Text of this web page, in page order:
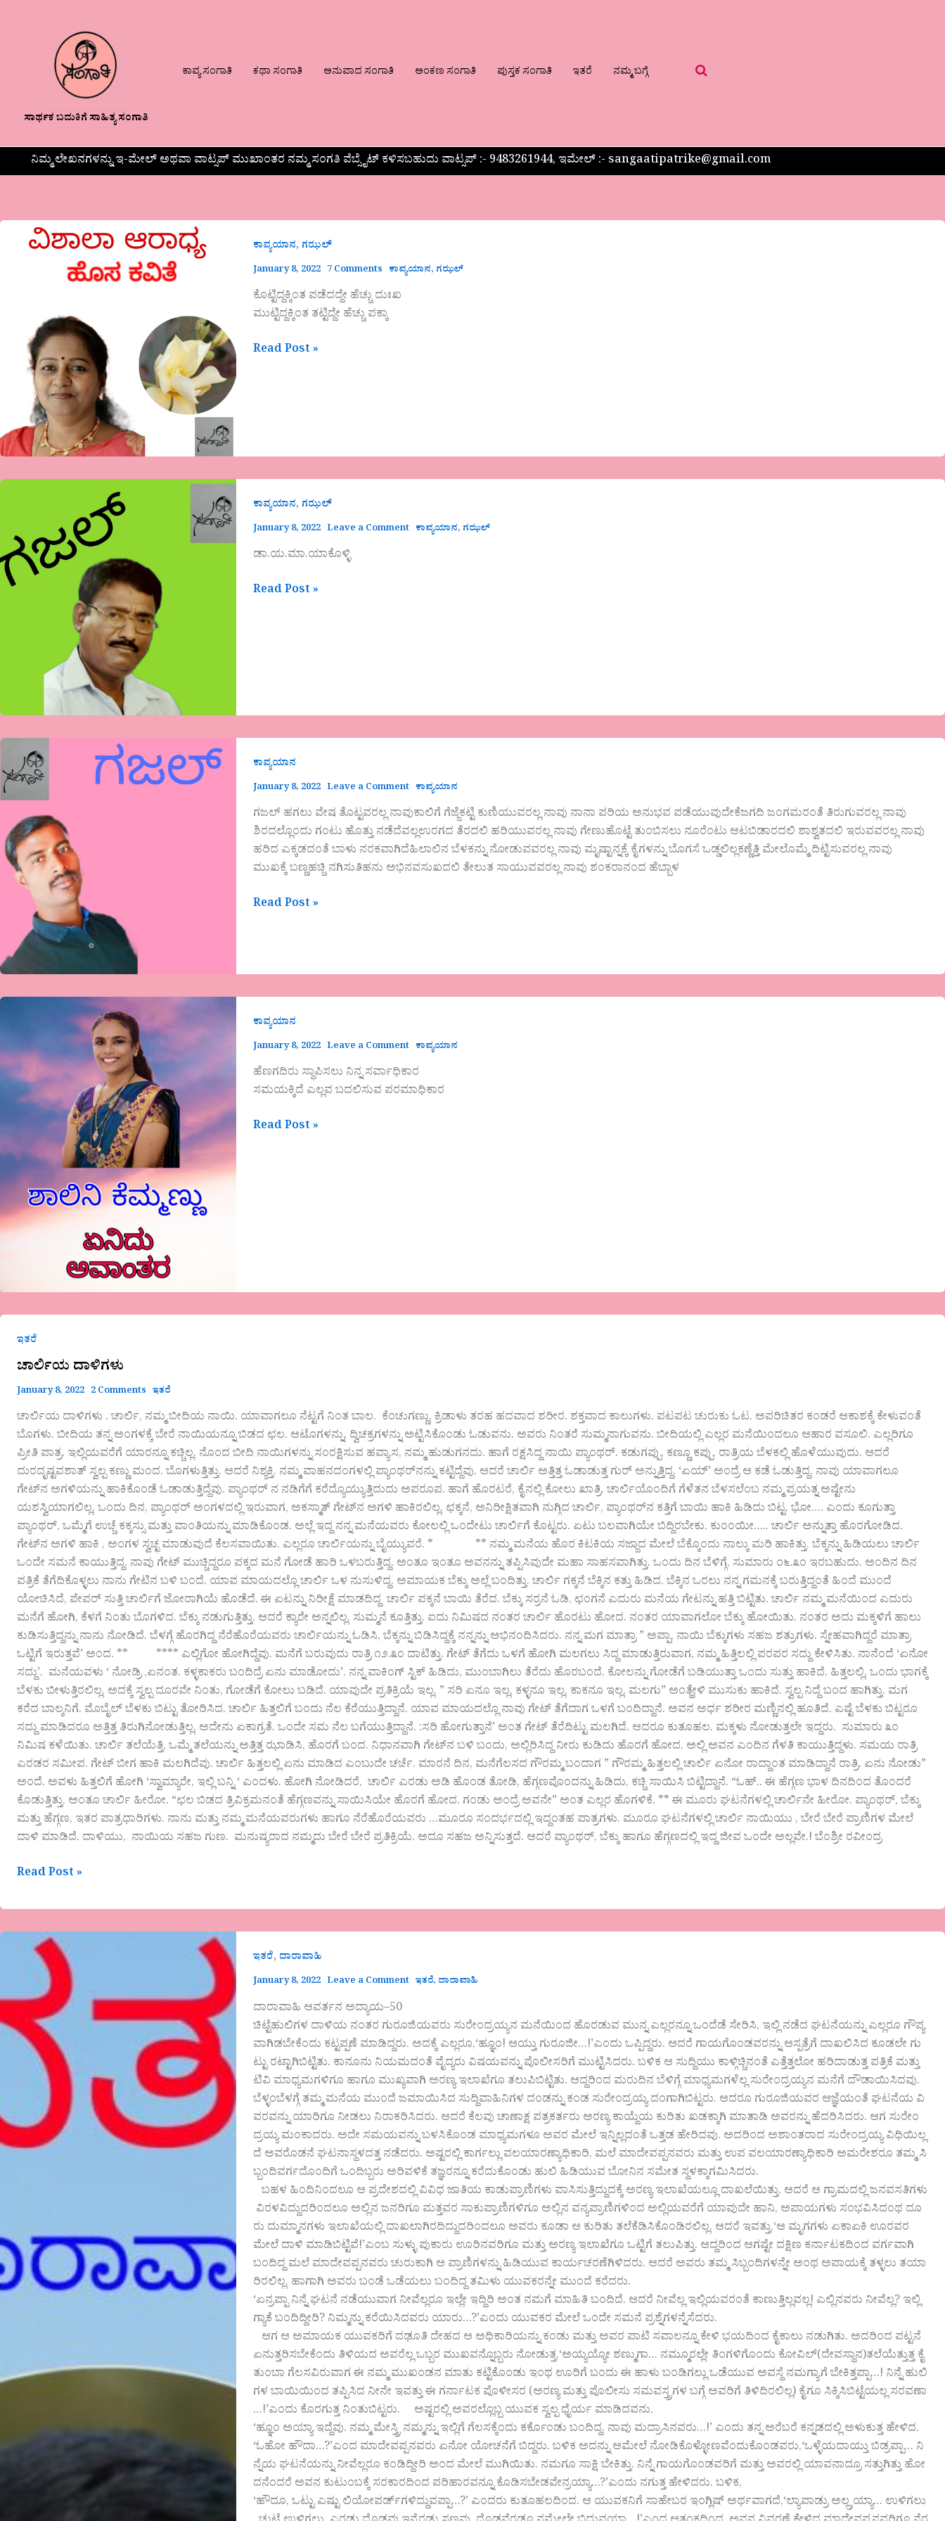
ಸಾರ್ಥಕ ಬದುಕಿಗೆ ಸಾಹಿತ್ಯ ಸಂಗಾತಿ
ಕಾವ್ಯ ಸಂಗಾತಿ ಕಥಾ ಸಂಗಾತಿ ಅನುವಾದ ಸಂಗಾತಿ ಅಂಕಣ ಸಂಗಾತಿ ಪುಸ್ತಕ ಸಂಗಾತಿ ಇತರೆ ನಮ್ಮ ಬಗ್ಗೆ
ನಿಮ್ಮ ಲೇಖನಗಳನ್ನು ಇ-ಮೇಲ್ ಅಥವಾ ವಾಟ್ಸಪ್ ಮುಖಾಂತರ ನಮ್ಮ ಸಂಗತಿ ವೆಬ್ಸೈಟ್ ಕಳಿಸಬಹುದು ವಾಟ್ಸಪ್‌ :- 9483261944, ಇಮೇಲ್ :- sangaatipatrike@gmail.com
ಕಾವ್ಯಯಾನ, ಗಝಲ್
January 8, 2022 7 Comments ಕಾವ್ಯಯಾನ, ಗಝಲ್
ಕೊಟ್ಟಿದ್ದಕ್ಕಿಂತ ಪಡೆದದ್ದೇ ಹೆಚ್ಚು ದುಃಖ
ಮುಟ್ಟಿದ್ದಕ್ಕಿಂತ ತಟ್ಟಿದ್ದೇ ಹೆಚ್ಚು ಪಕ್ಕಾ
Read Post »
ಕಾವ್ಯಯಾನ, ಗಝಲ್
January 8, 2022 Leave a Comment ಕಾವ್ಯಯಾನ, ಗಝಲ್
ಡಾ.ಯ.ಮಾ.ಯಾಕೊಳ್ಳಿ
Read Post »
ಕಾವ್ಯಯಾನ
January 8, 2022 Leave a Comment ಕಾವ್ಯಯಾನ
ಗಜಲ್ ಹಗಲು ವೇಷ ತೊಟ್ಟವರಲ್ಲ ನಾವುಕಾಲಿಗೆ ಗೆಜ್ಜೆಕಟ್ಟಿ ಕುಣಿಯುವರಲ್ಲ ನಾವು ನಾನಾ ಪರಿಯ ಅನುಭವ ಪಡೆಯುವುದೇಕೆಜಗದಿ ಜಂಗಮರಂತೆ ತಿರುಗುವರಲ್ಲ ನಾವು
ಶಿರದಲ್ಲೊಂದು ಗಂಟು ಹೊತ್ತು ನಡೆದೆವಲ್ಲಉರಗದ ತೆರದಲಿ ಹರಿಯುವರಲ್ಲ ನಾವು ಗೇಣುಹೊಟ್ಟೆ ತುಂಬಿಸಲು ನೂರೆಂಟು ಆಟಬಿಡಾರದಲಿ ಶಾಶ್ವತದಲಿ ಇರುವವರಲ್ಲ ನಾವು
ಹರಿದ ಎಕ್ಕಡದಂತೆ ಬಾಳು ನರಕವಾಗಿದೆಹಿಲಾಲಿನ ಬೆಳಕನ್ನು ನೋಡುವವರಲ್ಲ ನಾವು ಮೃಷ್ಟಾನ್ನಕ್ಕೆ ಕೈಗಳನ್ನು ಬೊಗಸೆ ಒಡ್ಡಲಿಲ್ಲಕಣ್ಣೆತ್ತಿ ಮೇಲೊಮ್ಮೆ ದಿಟ್ಟಿಸುವರಲ್ಲ ನಾವು
ಮುಖಕ್ಕೆ ಬಣ್ಣಹಚ್ಚಿ ನಗಿಸುತಿಹನು ಅಭಿನವಸುಖದಲಿ ತೇಲುತ ಸಾಯುವವರಲ್ಲ ನಾವು ಶಂಕರಾನಂದ ಹೆಬ್ಬಾಳ
Read Post »
ಕಾವ್ಯಯಾನ
January 8, 2022 Leave a Comment ಕಾವ್ಯಯಾನ
ಹೆಣಗದಿರು ಸ್ಥಾಪಿಸಲು ನಿನ್ನ ಸರ್ವಾಧಿಕಾರ
ಸಮಯಕ್ಕಿದೆ ಎಲ್ಲವ ಬದಲಿಸುವ ಪರಮಾಧಿಕಾರ
Read Post »
ಇತರೆ
ಚಾರ್ಲಿಯ ದಾಳಿಗಳು
January 8, 2022 2 Comments ಇತರೆ
ಚಾರ್ಲಿಯ ದಾಳಿಗಳು . ಚಾರ್ಲಿ, ನಮ್ಮ ಬೀದಿಯ ನಾಯಿ. ಯಾವಾಗಲೂ ನೆಟ್ಟಗೆ ನಿಂತ ಬಾಲ. ಕೆಂಚುಗಣ್ಣು. ಕ್ರಿಡಾಳು ತರಹ ಹದವಾದ ಶರೀರ. ಶಕ್ತವಾದ ಕಾಲುಗಳು. ಪಟಪಟ ಚುರುಕು ಓಟ. ಅಪರಿಚಿತರ ಕಂಡರೆ ಆಕಾಶಕ್ಕೆ ‌ಕೇಳುವಂತೆ
ಬೊಗಳು. ಬೀದಿಯ ತನ್ನ ಅಂಗಳಕ್ಕೆ ಬೇರೆ ನಾಯಿಯನ್ನೂ ಬಿಡದ ಛಲ. ಆಟೊಗಳನ್ನು, ದ್ವಿಚಕ್ರಗಳನ್ನು ಅಟ್ಟಿಸಿಕೊಂಡು ಓಡುವನು. ಅವರು ನಿಂತರೆ ಸುಮ್ಮನಾಗುವನು. ಬೀದಿಯಲ್ಲಿ ಎಲ್ಲರ ಮನೆಯಿಂದಲೂ ಆಹಾರ ವಸೂಲಿ. ಎಲ್ಲರಿಗೂ
ಪ್ರೀತಿ ಪಾತ್ರ. ಇಲ್ಲಿಯವರೆಗೆ ಯಾರನ್ನೂ ಕಚ್ಚಿಲ್ಲ. ನೊಂದ ಬೀದಿ ನಾಯಿಗಳನ್ನು ಸಂರಕ್ಷಿಸುವ ಹವ್ಯಾಸ, ನಮ್ಮ‌ ಹುಡುಗನದು. ಹಾಗೆ‌ ರಕ್ಷಸಿದ್ದ ನಾಯಿ ಪ್ಯಾಂಥರ್. ಕಡುಗಪ್ಪು. ಕಣ್ಣೂ ಕಪ್ಪು. ರಾತ್ರಿಯ‌ ಬೆಳಕಲ್ಲಿ ಹೊಳೆಯುವುದು. ಆದರೆ
ದುರದೃಷ್ಟವಶಾತ್ ಸ್ವಲ್ಪ ಕಣ್ಣು ಮಂದ. ಬೊಗಳುತ್ತಿತ್ತು. ಆದರೆ ನಿಶ್ಯಕ್ತಿ. ನಮ್ಮ ವಾಹನದಂಗಳಲ್ಲಿ ಪ್ಯಾಂಥರ್‌ನನ್ನು ಕಟ್ಟಿದ್ದೆವು. ಆದರೆ ಚಾರ್ಲಿ ಅತ್ತಿತ್ತ ಓಡಾಡುತ್ತ ಗುರ್ ಅನ್ನುತ್ತಿದ್ದ. ‘ಏಯ್’ ಅಂದ್ರೆ ಆ ಕಡೆ ಓಡುತ್ತಿದ್ದ. ನಾವು ಯಾವಾಗಲೂ
ಗೇಟ್‌ನ ಅಗಳಿಯನ್ನು ಹಾಕಿಕೊಂಡೆ ಓಡಾಡುತ್ತಿದ್ದೆವು. ಪ್ಯಾಂಥರ್ ನ ನಡಿಗೆಗೆ ಕರೆದ್ಯೊಯ್ಯುತ್ತಿದುದು ಅಪರೂಪ. ಹಾಗೆ ಹೊರಟರೆ, ಕೈನಲ್ಲಿ ಕೋಲು ಖಾತ್ರಿ. ಚಾರ್ಲಿಯೊಂದಿಗೆ ಗೆಳೆತನ‌ ಬೆಳಸಲೆಂಬ ನಮ್ಮ ಪ್ರಯತ್ನ ಅಷ್ಟೇನು‌
ಯಶಸ್ವಿಯಾಗಲಿಲ್ಲ. ಒಂದು ದಿನ, ಪ್ಯಾಂಥರ್ ಅಂಗಳದಲ್ಲಿ ಇರುವಾಗ, ಅಕಸ್ಮಾತ್ ಗೇಟ್‌ನ ಅಗಳಿ ಹಾಕಿರಲಿಲ್ಲ. ಛಕ್ಕನೆ, ಅನಿರೀಕ್ಷಿತವಾಗಿ ನುಗ್ಗಿದ ಚಾರ್ಲಿ, ಪ್ಯಾಂಥರ್‌ನ ಕತ್ತಿಗೆ ಬಾಯಿ ಹಾಕಿ ಹಿಡಿದು ಬಿಟ್ಟ. ಭೋ…. ಎಂದು ಕೂಗುತ್ತಾ
‌ಪ್ಯಾಂಥರ್, ಒಮ್ಮೆಗೆ ಉಚ್ಚೆ ಕಕ್ಕಸ್ಸು ಮತ್ತು ವಾಂತಿಯನ್ನು ಮಾಡಿಕೊಂಡ. ಅಲ್ಲೆ ಇದ್ದ ನನ್ನ ಮನೆಯವರು ಕೋಲಲ್ಲಿ ಒಂದೇಟು ಚಾರ್ಲಿಗೆ ಕೊಟ್ಟರು. ಏಟು ಬಲವಾಗಿಯೇ ಬಿದ್ದಿರಬೇಕು. ಕುಂಂಯೀ….. ಚಾರ್ಲಿ ಅನ್ನುತ್ತಾ ಹೊರಗೋಡಿದ.
ಗೇಟ್‌ನ ಅಗಳಿ ಹಾಕಿ , ಅಂಗಳ ಸ್ವಚ್ಛ‌ ಮಾಡುವುದೆ ಕೆಲಸವಾಯಿತು. ಎಲ್ಲರೂ ಚಾರ್ಲಿಯನ್ನು ಬೈಯ್ಯುವರೆ. * ** ನಮ್ಮ ಮನೆಯ ಹೊರ ಕಿಟಕಿಯ ಸಜ್ಜಾದ ಮೇಲೆ ಬೆಕ್ಕೊಂದು ನಾಲ್ಕು ಮರಿ ಹಾಕಿತ್ತು. ಬೆಕ್ಕನ್ನು ಹಿಡಿಯಲು ಚಾರ್ಲಿ
ಒಂದೇ ಸಮನೆ ಕಾಯುತ್ತಿದ್ದ. ನಾವು ಗೇಟ್ ಮುಚ್ಚಿದ್ದರೂ ಪಕ್ಕದ ಮನೆ ಗೋಡೆ ಹಾರಿ ಒಳಬರುತ್ತಿದ್ದ. ಅಂತೂ ಇಂತೂ ಅವನನ್ನು ತಪ್ಪಿಸಿವುದೇ ಮಹಾ ಸಾಹಸವಾಗಿತ್ತು. ಒಂದು ದಿನ‌ ಬೆಳಿಗ್ಗೆ, ಸುಮಾರು ೦೬.೩೦ ಇರಬಹುದು. ಅಂದಿನ ದಿನ
ಪತ್ರಿಕೆ ತೆಗೆದಿಕೊಳ್ಳಲು ನಾನು ಗೇಟಿನ ಬಳಿ ಬಂದೆ. ಯಾವ ಮಾಯದಲ್ಲೊ ಚಾರ್ಲಿ ಒಳ ನುಸುಳಿದ್ದ. ಅಮಾಯಕ ಬೆಕ್ಕು ಅಲ್ಲೆ‌ ಬಂದಿತ್ತು. ಚಾರ್ಲಿ ಗಕ್ಕನೆ ಬೆಕ್ಕಿನ ಕತ್ತು ಹಿಡಿದ. ಬೆಕ್ಕಿನ ಒರಲು ನನ್ನ ಗಮನಕ್ಕೆ ಬರುತ್ತಿದ್ದಂತೆ ಹಿಂದೆ ಮುಂದೆ
ಯೋಚಿಸಿದೆ, ಪೇಪರ್ ಸುತ್ತಿ ಚಾರ್ಲಿಗೆ ಜೋರಾಗಿಯೆ ಹೊಡೆದೆ. ಈ ಏಟನ್ನು ನಿರೀಕ್ಷೆ ಮಾಡದಿದ್ದ ಚಾರ್ಲಿ ಪಕ್ಕನೆ ಬಾಯಿ ತೆರೆದ. ಬೆಕ್ಕು ಸರ್ರನೆ ಓಡಿ, ಛಂಗನೆ‌ ಎದುರು ಮನೆಯ ಗೇಟನ್ನು ಹತ್ತಿ ಬಿಟ್ಟಿತು. ಚಾರ್ಲಿ ನಮ್ಮ ಮನೆಯಿಂದ ಎದುರು
ಮನೆಗೆ ಹೋಗಿ, ಕೆಳಗೆ‌ ನಿಂತು ಬೊಗಳಿದ. ಬೆಕ್ಕು ನಡುಗುತ್ತಿತ್ತು. ಆದರೆ ಕ್ಯಾರೇ ಅನ್ನಲಿಲ್ಲ. ಸುಮ್ಮನೆ ಕೂತ್ತಿತ್ತು. ಐದು ನಿಮಿಷದ‌ ನಂತರ ಚಾರ್ಲಿ ಹೊರಟು ಹೋದ. ನಂತರ ಯಾವಾಗಲೋ ಬೆಕ್ಕು ಹೋಯಿತು. ನಂತರ ಅದು ಮಕ್ಕಳಿಗೆ ಹಾಲು
ಕುಡಿಸುತ್ತಿದ್ದನ್ನು ನಾನು ನೋಡಿದೆ. ಬೆಳಗ್ಗೆ ಹೊರಗಿದ್ದ ನೆರೆಹೊರೆಯವರು ಚಾರ್ಲಿಯನ್ನು ಓಡಿಸಿ, ಬೆಕ್ಕನ್ನು ಬಿಡಿಸಿದ್ದಕ್ಕೆ ನನ್ನನ್ನು ಅಭಿನಂದಿಸಿದರು. ನನ್ನ ಮಗ ಮಾತ್ರಾ ” ಅಪ್ಪಾ, ನಾಯಿ ಬೆಕ್ಕುಗಳು ಸಹಜ ಶತ್ರುಗಳು. ಸ್ನೇಹವಾಗಿದ್ದರೆ ಮಾತ್ರಾ
ಒಟ್ಟಿಗೆ ಇರುತ್ತವೆ’ ಅಂದ. ** **** ಎಲ್ಲಿಗೋ ಹೋಗಿದ್ದೆವು. ಮನೆಗೆ ಬರುವುದು ರಾತ್ರಿ ೧೨.೩೦ ದಾಟಿತ್ತು. ಗೇಟ್ ತೆಗೆದು ಒಳಗೆ ಹೋಗಿ ಮಲಗಲು ಸಿದ್ದ ಮಾಡುತ್ತಿರುವಾಗ, ನಮ್ಮ ಹಿತ್ತಿಲಲ್ಲಿ ಪರಪರ‌ ಸದ್ದು ಕೇಳಿಸಿತು. ನಾನೆಂದೆ ‘ಏನೋ
ಸದ್ದು’. ಮನೆಯವಳು ‘ ನೋಡ್ರಿ ,ಏನಂತ. ಕಳ್ಳಕಾಕರು ಬಂದಿದ್ರೆ ಏನು ಮಾಡೋದು’. ನನ್ನ ವಾಕಿಂಗ್ ಸ್ಟಿಕ್ ಹಿಡಿದು, ಮುಂಬಾಗಿಲು ತೆರೆದು ಹೊರಬಂದೆ. ಕೋಲನ್ನು ಗೋಡೆಗೆ ಬಡಿಯುತ್ತಾ ಒಂದು ಸುತ್ತು ಹಾಕಿದೆ. ಹಿತ್ತಲಲ್ಲಿ, ಒಂದು ಭಾಗಕ್ಕೆ
ಬೆಳಕು ಬೀಳುತ್ತಿರಲಿಲ್ಲ. ಅದಕ್ಕೆ ಸ್ವಲ್ಪ ದೂರವೇ ನಿಂತು, ಗೋಡೆಗೆ ಕೋಲು ಬಡಿದೆ. ಯಾವುದೇ ಪ್ರತಿಕ್ರಿಯೆ ಇಲ್ಲ. ” ಸರಿ ಏನೂ‌ ಇಲ್ಲ. ಕಳ್ಳನೂ ಇಲ್ಲ. ಕಾಕನೂ ಇಲ್ಲ. ಮಲಗು” ಅಂತ್ಹೇಳಿ ಮುಸುಕು ಹಾಕಿದೆ. ಸ್ವಲ್ಪ ನಿದ್ದೆ ಬಂದ ಹಾಗಿತ್ತು. ಮಗ
ಕರೆದ ಬಾಲ್ಕನಿಗೆ. ಮೊಬೈಲ್ ಬೆಳಕು ಬಿಟ್ಟು ತೋರಿಸಿದ. ಚಾರ್ಲಿ ಹಿತ್ತಲಿಗೆ ಬಂದು ನೆಲ ಕೆರೆಯುತ್ತಿದ್ದಾನೆ. ಯಾವ ಮಾಯದಲ್ಲೊ ನಾವು ಗೇಟ್ ತೆಗೆದಾಗ‌ ಒಳಗೆ ಬಂದಿದ್ದಾನೆ. ಅವನ ಅರ್ಧ ಶರೀರ ಮಣ್ಣಿನಲ್ಲಿ ಹೂತಿದೆ. ಎಷ್ಟೆ ಬೆಳಕು ಬಿಟ್ಟರೂ
ಸದ್ದು ಮಾಡಿದರೂ ಅತ್ತಿತ್ತ ತಿರುಗಿ‌ನೋಡುತ್ತಿಲ್ಲ. ಅದೇನು ಏಕಾಗ್ರತೆ. ಒಂದೇ ಸಮ ನೆಲ ಬಗೆಯುತ್ತಿದ್ದಾನೆ. :ಸರಿ ಹೋಗುತ್ತಾನೆ’ ಅಂತ ಗೇಟ್ ತೆರೆದಿಟ್ಟು‌ ಮಲಗಿದೆ. ಆದರೂ ಕುತೂಹಲ. ಮಕ್ಕಳು ನೋಡುತ್ತಲೇ ಇದ್ದರು. ಸುಮಾರು ೩೦
ನಿಮಿಷ ಕಳೆಯಿತು. ಚಾರ್ಲಿ ತಲೆಯೆತ್ತಿ, ಒಮ್ಮೆ‌ ತಲೆಯನ್ನು ಅತ್ತಿತ್ತ ಝಾಡಿಸಿ, ಹೊರಗೆ ಬಂದ. ನಿಧಾನವಾಗಿ ಗೇಟ್‌ನ ಬಳಿ ಬಂದು, ಅಲ್ಲಿರಿಸಿದ್ದ ನೀರು ಕುಡಿದು ಹೊರಗೆ ಹೋದ. ಅಲ್ಲಿ ಅವನ ಎಂದಿನ ಗೆಳತಿ ಕಾಯುತ್ತಿದ್ದಳು. ಸಮಯ ರಾತ್ರಿ
ಎರಡರ ಸಮೀಪ. ಗೇಟ್ ಬೀಗ ಹಾಕಿ ಮಲಗಿದೆವು. ಚಾರ್ಲಿ ಹಿತ್ತಲಲ್ಲಿ ಏನು‌ ಮಾಡಿದ ಎಂಬುದೇ ಚರ್ಚೆ. ಮಾರನೆ ದಿನ, ಮನೆಗೆಲಸದ‌ ಗೌರಮ್ಮ ಬಂದಾಗ ” ಗೌರಮ್ಮ ಹಿತ್ತಲಲ್ಲಿ ಚಾರ್ಲಿ ಏನೋ ರಾದ್ದಾಂತ ಮಾಡಿದ್ದಾನೆ ರಾತ್ರಿ. ಏನು ನೋಡು”
ಅಂದೆ. ಅವಳು ಹಿತ್ತಲಿಗೆ ಹೋಗಿ ‘ಸ್ವಾಮ್ಯಾರೇ, ಇಲ್ಲಿ ಬನ್ನಿ ‘ ಎಂದಳು. ಹೋಗಿ ನೋಡಿದರೆ, ಚಾರ್ಲಿ ಎರಡು ಅಡಿ ಹೊಂಡ ತೋಡಿ, ಹೆಗ್ಗಣವೊಂದನ್ನು ಹಿಡಿದು, ಕಚ್ಚಿ ಸಾಯಿಸಿ ಬಿಟ್ಟಿದ್ದಾನೆ. “ಓಹ್.. ಈ ಹೆಗ್ಗಣ ಭಾಳ ದಿನದಿಂದ ತೊಂದರೆ
ಕೊಡುತ್ತಿತ್ತು. ಅಂತೂ ಚಾರ್ಲಿ ಹೀರೋ. “ಛಲ ಬಿಡದ ತ್ರಿವಿಕ್ರಮನಂತೆ ಹೆಗ್ಗಣವನ್ನು ಸಾಯಿಸಿಯೇ ಹೊರಗೆ ಹೋದ. ಗಂಡು ಅಂದ್ರೆ ಅವನೇ” ಅಂತ ಎಲ್ಲರ ಹೊಗಳಿಕೆ. ** ಈ ಮೂರು ಘಟನೆಗಳಲ್ಲಿ ಚಾರ್ಲಿನೇ ಹೀರೋ. ಪ್ಯಾಂಥರ್, ಬೆಕ್ಕು‌
ಮತ್ತು ಹೆಗ್ಗಣ, ಇತರ ಪಾತ್ರಧಾರಿಗಳು. ನಾನು ಮತ್ತು ನಮ್ಮ ‌ಮನೆಯವರುಗಳು ಹಾಗೂ ನೆರೆಹೊರೆಯವರು …ಮೂರೂ ಸಂದರ್ಭದಲ್ಲಿ ಇದ್ದಂತಹ ಪಾತ್ರಗಳು. ಮೂರೂ ಘಟನೆಗಳಲ್ಲಿ ಚಾರ್ಲಿ ನಾಯಿಯು , ಬೇರೆ ಬೇರೆ ಪ್ರಾಣಿಗಳ ಮೇಲೆ
ದಾಳಿ ಮಾಡಿದೆ. ದಾಳಿಯು, ನಾಯಿಯ ಸಹಜ ಗುಣ. ಮನುಷ್ಯರಾದ ನಮ್ಮದು ಬೇರೆ ಬೇರೆ ಪ್ರತಿಕ್ರಿಯೆ. ಅದೂ ಸಹಜ ಅನ್ನಿಸುತ್ತದೆ. ಆದರೆ ಪ್ಯಾಂಥರ್, ಬೆಕ್ಕು ಹಾಗೂ ಹೆಗ್ಗಣದಲ್ಲಿ ಇದ್ದ ಜೀವ ಒಂದೇ ಅಲ್ಲವೇ.! ಬೆಂಶ್ರೀ ರವೀಂದ್ರ
ದಾಳಿಗಳು
Read Post »
ಇತರೆ, ದಾರಾವಾಹಿ
January 8, 2022 Leave a Comment ಇತರೆ, ದಾರಾವಾಹಿ
ದಾರಾವಾಹಿ ಆವರ್ತನ ಅದ್ಯಾಯ–50 ಚಿಟ್ಟೆಹುಲಿಗಳ ದಾಳಿಯ ನಂತರ ಗುರೂಜಿಯವರು ಸುರೇಂದ್ರಯ್ಯನ ಮನೆಯಿಂದ ಹೊರಡುವ ಮುನ್ನ ಎಲ್ಲರನ್ನೂ ಒಂದೆಡೆ ಸೇರಿಸಿ, ಇಲ್ಲಿ ನಡೆದ ಘಟನೆಯನ್ನು ಎಲ್ಲರೂ ಗೌಪ್ಯವಾಗಿಡಬೇಕೆಂದು ಕಟ್ಟಪ್ಪಣೆ ಮಾಡಿದ್ದರು. ಅದಕ್ಕೆ ಎಲ್ಲರೂ,‘ಹ್ಞೂಂ! ಆಯ್ತು ಗುರೂಜೀ…!’ಎಂದು ಒಪ್ಪಿದ್ದರು. ಆದರೆ ಗಾಯಗೊಂಡವರನ್ನು ಆಸ್ಪತ್ರೆಗೆ ದಾಖಲಿಸಿದ ಕೂಡಲೇ ಗುಟ್ಟು ರಟ್ಟಾಗಿಬಿಟ್ಟಿತು. ಕಾನೂನು ನಿಯಮದಂತೆ ವೈದ್ಯರು ವಿಷಯವನ್ನು ಪೊಲೀಸರಿಗೆ ಮುಟ್ಟಿಸಿದರು. ಬಳಿಕ ಆ ಸುದ್ದಿಯು ಕಾಳ್ಗಿಚ್ಚಿನಂತೆ ಎತ್ತೆತ್ತಲೋ ಹರಿದಾಡುತ್ತ ಪತ್ರಿಕೆ ಮತ್ತು ಟಿವಿ ಮಾಧ್ಯಮಗಳಿಗೂ ಹಾಗೂ ಮುಖ್ಯವಾಗಿ ಅರಣ್ಯ ಇಲಾಖೆಗೂ ತಲುಪಿಬಿಟ್ಟಿತು. ಆದ್ದರಿಂದ ಮರುದಿನ ಬೆಳಿಗ್ಗೆ ಮಾಧ್ಯಮಗಳೆಲ್ಲ ಸುರೇಂದ್ರಯ್ಯನ ಮನೆಗೆ ದೌಡಾಯಿಸಿದವು. ಬೆಳ್ಳಂಬೆಳಗ್ಗೆ ತಮ್ಮ ಮನೆಯ ಮುಂದೆ ಜಮಾಯಿಸಿದ ಸುದ್ದಿವಾಹಿನಿಗಳ ದಂಡನ್ನು ಕಂಡ ಸುರೇಂದ್ರಯ್ಯ ದಂಗಾಗಿಬಿಟ್ಟರು. ಆದರೂ ಗುರೂಜಿಯವರ ಆಜ್ಞೆಯಂತೆ ಘಟನೆಯ ವಿವರವನ್ನು ಯಾರಿಗೂ ನೀಡಲು ನಿರಾಕರಿಸಿದರು. ಆದರೆ ಕೆಲವು ಚಾಣಾಕ್ಷ ಪತ್ರಕರ್ತರು ಅರಣ್ಯ ಕಾಯ್ದೆಯ ಕುರಿತು ಖಡಕ್ಕಾಗಿ ಮಾತಾಡಿ ಅವರನ್ನು ಹೆದರಿಸಿದರು. ಆಗ ಸುರೇಂದ್ರಯ್ಯ ಮಂಕಾದರು. ಅದೇ ಸಮಯವನ್ನು ಬಳಸಿಕೊಂಡ ಮಾಧ್ಯಮಗಳೂ ಅವರ ಮೇಲೆ ಇನ್ನಿಲ್ಲದಂತೆ ಒತ್ತಡ ಹೇರಿದವು. ಅದರಿಂದ ಅಶಾಂತರಾದ ಸುರೇಂದ್ರಯ್ಯ ವಿಧಿಯಿಲ್ಲದೆ ಅವರೊಡನೆ ಘಟನಾಸ್ಥಳದತ್ತ ನಡೆದರು. ಅಷ್ಟರಲ್ಲಿ ಕಾರ್ಗಲ್ಲು ವಲಯಾರಣ್ಯಾಧಿಕಾರಿ, ಮಲೆ ಮಾದೇವಪ್ಪನವರು ಮತ್ತು ಉಪ ವಲಯಾರಣ್ಯಾಧಿಕಾರಿ ಅಮರೇಶರೂ ತಮ್ಮ ಸಿಬ್ಬಂದಿವರ್ಗದೊಂದಿಗೆ ಒಂದಿಬ್ಬರು ಅರಿವಳಿಕೆ ತಜ್ಞರನ್ನೂ ಕರೆದುಕೊಂಡು ಹುಲಿ ಹಿಡಿಯುವ ಬೋನಿನ ಸಮೇತ ಸ್ಥಳಕ್ಕಾಗಮಿಸಿದರು. ಬಹಳ ಹಿಂದಿನಿಂದಲೂ ಆ ಪ್ರದೇಶದಲ್ಲಿ ವಿವಿಧ ಜಾತಿಯ ಕಾಡುಪ್ರಾಣಿಗಳು ವಾಸಿಸುತ್ತಿದ್ದುದಕ್ಕೆ ಅರಣ್ಯ ಇಲಾಖೆಯಲ್ಲೂ ದಾಖಲೆಯಿತ್ತು. ಆದರೆ ಆ ಗ್ರಾಮದಲ್ಲಿ ಜನವಸತಿಗಳು ವಿರಳವಿದ್ದುದರಿಂದಲೂ ಅಲ್ಲಿನ ಜನರಿಗೂ ಮತ್ತವರ ಸಾಕುಪ್ರಾಣಿಗಳಿಗೂ ಅಲ್ಲಿನ ವನ್ಯಪ್ರಾಣಿಗಳಿಂದ ಅಲ್ಲಿಯವರೆಗೆ ಯಾವುದೇ ಹಾನಿ, ಅಪಾಯಗಳು ಸಂಭವಿಸಿದಂಥ ದೂರು ದುಮ್ಮಾನಗಳು ಇಲಾಖೆಯಲ್ಲಿ ದಾಖಲಾಗಿರದಿದ್ದುದರಿಂದಲೂ ಅವರು ಕೂಡಾ ಆ ಕುರಿತು ತಲೆಕೆಡಿಸಿಕೊಂಡಿರಲಿಲ್ಲ. ಆದರೆ ಇವತ್ತು,‘ಆ ಮೃಗಗಳು ಏಕಾಏಕಿ ಊರವರ ಮೇಲೆ ದಾಳಿ ಮಾಡಿಬಿಟ್ಟಿವೆ!’ಎಂಬ ಸುಳ್ಳು ಪುಕಾರು ಊರಿನವರಿಗೂ ಮತ್ತು ಅರಣ್ಯ ಇಲಾಖೆಗೂ ಒಟ್ಟಿಗೆ ತಲುಪಿತ್ತು. ಆದ್ದರಿಂದ ಆಗಷ್ಟೇ ದಕ್ಷಿಣ ಕರ್ನಾಟಕದಿಂದ ವರ್ಗವಾಗಿ ಬಂದಿದ್ದ ಮಲೆ ಮಾದೇವಪ್ಪನವರು ಚುರುಕಾಗಿ ಆ ಪ್ರಾಣಿಗಳನ್ನು ಹಿಡಿಯುವ ಕಾರ್ಯಚರಣೆಗಿಳಿದರು. ಆದರೆ ಅವರು ತಮ್ಮ ಸಿಬ್ಬಂದಿಗಳನ್ನೇ ಅಂಥ ಅಪಾಯಕ್ಕೆ ತಳ್ಳಲು ತಯಾರಿರಲಿಲ್ಲ. ಹಾಗಾಗಿ ಅವರು ಬಂಡೆ ಒಡೆಯಲು ಬಂದಿದ್ದ ತಮಿಳು ಯುವಕರನ್ನೇ ಮುಂದೆ ಕರೆದರು. ‘ಏನ್ರಪ್ಪಾ ನಿನ್ನೆ ಘಟನೆ ನಡೆಯುವಾಗ ನೀವೆಲ್ಲರೂ ಇಲ್ಲೇ ಇದ್ದಿರಿ ಅಂತ ನಮಗೆ ಮಾಹಿತಿ ಬಂದಿದೆ. ಆದರೆ ನೀವೆಲ್ಲ ಇಲ್ಲಿಯವರಂತೆ ಕಾಣುತ್ತಿಲ್ಲವಲ್ಲ! ಎಲ್ಲಿನವರು ನೀವೆಲ್ಲ? ಇಲ್ಲಿಗ್ಯಾಕೆ ಬಂದಿದ್ದೀರಿ? ನಿಮ್ಮನ್ನು ಕರೆಯಿಸಿದವರು ಯಾರು…?’ಎಂದು ಯುವಕರ ಮೇಲೆ ಒಂದೇ ಸಮನೆ ಪ್ರಶ್ನೆಗಳನ್ನೆಸೆದರು. ಆಗ ಆ ಅಮಾಯಕ ಯುವಕರಿಗೆ ದಢೂತಿ ದೇಹದ ಆ ಅಧಿಕಾರಿಯನ್ನು ಕಂಡು ಮತ್ತು ಅವರ ಪಾಟಿ ಸವಾಲನ್ನೂ ಕೇಳಿ ಭಯದಿಂದ ಕೈಕಾಲು ನಡುಗಿತು. ಅದರಿಂದ ಪಟ್ಟನೆ ಏನುತ್ತರಿಸಬೇಕೆಂದು ತಿಳಿಯದ ಅವರೆಲ್ಲ ಒಬ್ಬರ ಮುಖವನ್ನೊಬ್ಬರು ನೋಡುತ್ತ,‘ಅಯ್ಯಯ್ಯೋ ಶಣ್ಮುಗಾ… ನಮ್ಮೂರಲ್ಲೇ ತಿಂಗಳಿಗೊಂದು ಕೋವಿಲ್(ದೇವಸ್ಥಾನ)ತಲೆಯೆತ್ತುತ್ತ ಕೈತುಂಬಾ ಗೆಲಸವಿರುವಾಗ ಈ ನಮ್ಮ ಮುಖಂಡನ ಮಾತು ಕಟ್ಟಿಕೊಂಡು ಇಂಥ ಊರಿಗೆ ಬಂದು ಈ ಹಾಳು ಬಂಡಿಗಲ್ಲು ಒಡೆಯುವ ಅವಸ್ಥೆ ನಮಗ್ಯಾಗೆ ಬೇಕಿತ್ತಪ್ಪಾ…! ನಿನ್ನೆ ಹುಲಿಗಳ ಬಾಯಿಯಿಂದ ತಪ್ಪಿಸಿದ ನೀನೇ ಇವತ್ತು ಈ ಗರ್ನಾಟಕ ಪೊಳೀಸರ (ಅರಣ್ಯ ಮತ್ತು ಪೊಲೀಸು ಸಮವಸ್ತ್ರಗಳ ಬಗ್ಗೆ ಅವರಿಗೆ ತಿಳಿದಿರಲಿಲ್ಲ) ಕೈಗೂ ಸಿಕ್ಕಿಸಿಬಿಟ್ಟೆಯಲ್ಲ ಸರವಣಾ…!’ಎಂದು ಕೊರಗುತ್ತ ನಿಂತುಬಿಟ್ಟರು. ಅಷ್ಟರಲ್ಲಿ ಅವರಲ್ಲೊಬ್ಬ ಯುವಕ ಸ್ವಲ್ಪ ಧೈರ್ಯ ಮಾಡಿದವನು, ‘ಹ್ಞೂಂ ಅಯ್ಯಾ ಇದ್ದೆವು. ನಮ್ಮ ಮೇಸ್ತ್ರಿ ನಮ್ಮನ್ನು ಇಲ್ಲಿಗೆ ಗೆಲಸಕ್ಕೆಂದು ಕರ್ಕೊಂಡು ಬಂದಿದ್ದ. ನಾವು ಮದ್ರಾಸಿನವರು…!’ ಎಂದು ತನ್ನ ಅರೆಬರೆ ಕನ್ನಡದಲ್ಲಿ ಅಳುಕುತ್ತ ಹೇಳಿದ. ‘ಓಹೋ ಹೌದಾ…?’ಎಂದ ಮಾದೇವಪ್ಪನವರು ಏನೋ ಯೋಚನೆಗೆ ಬಿದ್ದರು. ಬಳಿಕ ಅದನ್ನು ಆಮೇಲೆ ನೋಡಿಕೊಳ್ಳೋಣವೆಂದುಕೊಂಡವರು,‘ಒಳ್ಳೆಯದಾಯ್ತು ಬಿಡ್ರಪ್ಪಾ… ನಿನ್ನೆಯ ಘಟನೆಯನ್ನು ನೀವೆಲ್ಲರೂ ಕಂಡಿದ್ದೀರಿ ಅಂದ ಮೇಲೆ ಮುಗಿಯಿತು. ನಮಗೂ ಸಾಕ್ಷಿ ಬೇಕಿತ್ತು. ನಿನ್ನೆ ಗಾಯಗೊಂಡವರಿಗೆ ಮತ್ತು ಅವರಲ್ಲಿ ಯಾವನಾದ್ರೂ ಸತ್ತುಗಿತ್ತು ಹೋದನೆಂದರೆ ಅವನ ಕುಟುಂಬಕ್ಕೆ ಸರಕಾರದಿಂದ ಪರಿಹಾರವನ್ನೂ ಕೊಡಿಸಬೇಡವೇನ್ರಯ್ಯಾ…?’ಎಂದು ನಗುತ್ತ ಹೇಳಿದರು. ಬಳಿಕ, ‘ಹೌದೂ, ಒಟ್ಟು ಎಷ್ಟು ಲಿಯೋಪರ್ಡ್‍ಗಳಿದ್ದುವಪ್ಪಾ…?’ ಎಂದರು ಕುತೂಹಲದಿಂದ. ಆ ಯುವಕನಿಗೆ ಸಾಹೇಬರ ಇಂಗ್ಲಿಷ್ ಅರ್ಥವಾಗದೆ,‘ಲ್ಯಾಪಾಡ್ರು ಅಲ್ಲ್ರಯ್ಯಾ… ಉಳಿಗಲು, ಚುಟ್ಟೆ ಉಳಿಗಲು. ಎರಡು ದೊಡ್ಡವು ಇನ್ನೆರಡು ಸಣ್ಣವು. ದೊಡ್ಡವೆರಡೂ ನಮ್ಮೇಲೇ ಬಿದ್ದುವಯ್ಯಾ…!’ಎಂದ ಆತಂಕದಿಂದ. ಅವನ ವಿವರಣೆ ಕೇಳಿದ ಮಾದೇವಪ್ಪನವರಿಗೂ ನೆರದವರಿಗೂ ಗೊಳ್ಳೆಂದು ನಗು ಬಂತು. ಅದನ್ನು ಕಂಡ ಆ ಯುವಕನಿಗೇನೂ ಅರ್ಥವಾಗದೆ ತಮ್ಮ ತಂಡದವರನ್ನು ಪಿಳಿಪಿಳಿ ನೋಡಿದ. ಆಗ ಅವರೂ ಕಕ್ಕಾಬಿಕ್ಕಿಯಾದರು. ‘ಹೌದಾ, ಹುಲಿಗಳಾ! ಸರಿ, ಸರಿ. ಇವತ್ತು ಅವನ್ನು ಬಿಡೋದು ಬೇಡ. ಹಿಡಿದು ಕೊಂಡೊಯ್ದು ದೂರದ ಅಭಯಾರಣ್ಯಕ್ಕೆ ಬಿಟ್ಟುಬಿಡೋಣ. ಆದರೆ ಅದಕ್ಕೀಗ ನಿಮ್ಮ ಸಹಾಯವೂ ಬೇಕಲ್ವೇ…?’ ಮಾದೇವಪ್ಪನವರು ನಗುತ್ತ ಅಂದರು. ಅಷ್ಟು ಕೇಳಿದ್ದೇ ಆ ಯುವಕರ ತಂಡವು ಹುಮ್ಮಸ್ಸಿನಿಂದ ಮುಂದೆ ಬಂತು. ಅವರ ಮುಗ್ಧತೆ ಕಂಡ ಮಾದೇವಪ್ಪನವರಿಗೆ ಒಂದುಕ್ಷಣ ಅಯ್ಯೋ ಪಾಪವೇ! ಎಂದೆನಿಸಿತು. ಆದರೆ ಮರುಕ್ಷಣ ತಮ್ಮ ಸಿಬ್ಬಂದಿಯ ಕುರಿತೂ ಯೋಚಿಸಿದವರು ಕರುಣೆಯನ್ನು ಬದಿಗೊತ್ತಿ ಮಂದಹಾಸ ಬೀರುತ್ತ ತಮ್ಮಿಬ್ಬರು ಸಿಬ್ಬಂದಿಗಳನ್ನು ಮತ್ತು ಅರಿವಳಿಕೆ ತಜ್ಞರನ್ನೂ ಕರೆದು ಅವರೊಂದಿಗೆ ಬಂಡೆಗಳತ್ತ ಕಳುಹಿಸಿಕೊಟ್ಟರು. ತಮಿಳು ಯುವಕರ ದಂಡೊಂದು ಮುಂದೆಯೂ, ಇಲಾಖೆಯ ಮಂದಿ ಹಿಂದೆಯೂ ಪರೇಡ್ ನಡೆಸುವಂತೆ ಬಂಡೆಗಳತ್ತ ನಡೆದರು. ಅಷ್ಟರಲ್ಲಿ ಆ ಕಾರ್ಯಚರಣೆಯ ರೋಚಕ ದೃಶ್ಯಗಳನ್ನು ಸೆರೆಹಿಡಿದು ತಂತಮ್ಮ ಚಾನೆಲ್‍ಗಳಲ್ಲಿ ಬಿತ್ತರಿಸುವ ಕಾತರದಲ್ಲಿದ್ದ ಕೆಲವು ಮಾಧ್ಯಮದವರೂ ಅವರ ಹಿಂದೆ ಹೊರಟರು. ಆದರೆ ಮಾದೇವಪ್ಪನವರು ಅವರಿಗೆ ಅನುಮತಿ ಕೊಡಲಿಲ್ಲ. ಅದರಿಂದ ನಿರಾಶರಾದ ಅವರು ಮತ್ತೆ ಸುರೇಂದ್ರಯ್ಯನನ್ನು ಹಿಡಿದುಕೊಂಡರು. ‘ನಿನ್ನೆ ನಡೆದ ಭೀಕರ ಘಟನೆಗೆ ಕಾರಣವೇನು? ಯಾಕಾಗಿ ಇಲ್ಲಿ ಪೂಜಾ ವಿಧಿಗಳನ್ನು ನಡೆಸಿದಿರಿ? ಈ ಜಾಗ ಖಾಸಗಿಯೋ ಅಥವಾ ಸರಕಾರದ್ದೋ? ಇಂಥ ಅರಣ್ಯ ಪ್ರದೇಶದಲ್ಲಿ ಯಾವ ಕೆಲಸಕಾರ್ಯಗಳನ್ನು ನಡೆಸಬೇಕಿದ್ದರೂ ಅರಣ್ಯ ಇಲಾಖೆ ಮತ್ತು ಭೂಕಂದಾಯ ಇಲಾಖೆಗಳ ಅನುಮತಿ ಪಡೆಯುವುದು ಕಡ್ಡಾಯ. ಹೀಗಿರುವಾಗ ನೀವು ಅದನ್ನು ಪಡೆದುಕೊಂಡಿದ್ದೀರಾ…?’ಎಂದು ಸುರೇಂದ್ರಯ್ಯ ಕಕ್ಕಾಬಿಕ್ಕಿಯಾಗುವಂಥ ಪ್ರಶ್ನೆಗಳನ್ನೆಸೆದರು. ಆದರೂ ಸುರೇಂದ್ರಯ್ಯನ ಅಷ್ಟು ಬೇಗ ಸೋಲೊಪ್ಪಿಕೊಳ್ಳುವ ಕುಳವಲ್ಲ. ಆದ್ದರಿಂದ ಅವರು ಸಂಭಾಳಿಸಿಕೊಂಡು,‘ನೀವು ಒಬ್ಬೊಬ್ಬರಾಗಿ ಒಂದೊಂದು ಪ್ರಶ್ನೆಗಳನ್ನು ಕೇಳಿದರೆ ಉತ್ತರಿಸಬಹುದು. ಅದುಬಿಟ್ಟು ಎಲ್ಲರೂ ಒಟ್ಟಾಗಿ ಮೈಮೇಲೆ ಸೀಮೆಎಣ್ಣೆ ಸುರಿದುಕೊಂಡು ಕಡ್ಡಿ ಗೀರುವಂತೆ ವರ್ತಿಸಿದರೆ ನಾವು ಯಾರಿಗೇನು ಹೇಳಲೀ…!’ಎಂದು ತಾವೂ ಸಿಡುಕಿದರು. ಆಗ ಮಾಧ್ಯಮದವರೂ ತಮ್ಮ ಗಡಿಬಿಡಿಯನ್ನು ಹತ್ತಿಕ್ಕಿಕೊಂಡರು.‘ನೋಡೀ… ಮೊದಲನೆಯದಾಗಿ ನಾವು ಹೇಳುವುದೇನೆಂದರೆ ಈ ಜಮೀನು ನಮ್ಮ ಅಜ್ಜ, ಮುತ್ತಜ್ಜನ ಕಾಲದಿಂದಲೂ ನಮಗೇ ಸೇರಿದ್ದು. ಇದರ ಪಟ್ಟೆಯೂ ಈಗ ನಮ್ಮ ಹೆಸರಿನಲ್ಲೇ ಇದೆ. ಜಮೀನು ನಮ್ಮದೆಂದ ಮೇಲೆ ಬಂಡೆಯೂ ನಮ್ಮದೇ ಅಲ್ಲವಾ? ಅಷ್ಟಲ್ಲದೇ ನಮ್ಮ ಹಿರಿಯರ ಕಾಲದಿಂದಲೂ ಈ ಬಂಡೆಗಳೊಳಗೆ ನಮ್ಮ ದೈವ ಭೂತಗಳು ನೆಲೆಸಿದ್ದವು ಮತ್ತು ಈಗಲೂ ಇವೆ. ಆದ್ದರಿಂದ ಅವುಗಳಿಗೆ ಹಮ್ಮಿಕೊಂಡಿದ್ದ ಪೂಜೆಯೊಂದನ್ನು ಮಾಡಲು ಏಕನಾಥ ಗುರೂಜಿಯವರನ್ನು ಕರೆಯಿಸಿದ್ದೆವು. ಅವರದನ್ನು ನಡೆಸುತ್ತಿದ್ದ ಹೊತ್ತಿಗೇ ಆ ಹಾಳು ಪ್ರಾಣಿಗಳು ನಮ್ಮೆಲ್ಲರ ಮೇಲೆ ದಾಳಿ ಮಾಡಿದವು. ಆದರೂ ದೇವರ ದಯೆಯಿಂದ ಗುರೂಜಿಯವರಿಗೇನೂ ತೊಂದರೆಯಾಗಿಲ್ಲ. ಅದು ನಮ್ಮ ಪುಣ್ಯ!’ ಎಂದು ವಿಷಾದ ತೋರ್ಪಡಿಸುತ್ತ ವಿವರಿಸಿದರು. ‘ಹಾಗಾದರೆ ಈ ಕಲ್ಲು ಒಡೆಯುವ ಜನರೆಲ್ಲ ಯಾಕೆ ಬಂದರು?’ ಪತ್ರಕರ್ತನೊಬ್ಬ ತಟ್ಟನೇ ಪ್ರಶ್ನಿಸಿದ. ಆಗ ಸುರೇಂದ್ರಯ್ಯನೂ ಅವಕ್ಕಾದವರು, ‘ಅದು, ಅದೂ… ಅವರು ಬಂಡೆ ಒಡೆಯಲು ಬಂದವರು!’ ಎಂದು ಧೈರ್ಯದಿಂದ ಹೇಳಿಯೇಬಿಟ್ಟರು. ‘ಹೌದಾ…! ಯಾವ ಬಂಡೆ? ಅದನ್ನು ತೆರವುಗೊಳಿಸಲು ಸಂಬಂಧಪಟ್ಟ ಇಲಾಖೆಗಳ ಅನುಮತಿ ಸಿಕ್ಕಿದೆಯಾ…?’ ಎಂದು ಮತ್ತದೇ ಪ್ರಶ್ನೆಗಳು ಕೇಳಿ ಬಂದವು. ‘ಹೌದು! ಅದರ ಬಗ್ಗೆ ನಾವು ಇಲ್ಲಿನ ಪಂಚಾಯತ್ ಆಫೀಸಿಗೆ ಹದಿನೈದು ದಿನಗಳ ಮುಂಚೆಯೇ ಅರ್ಜಿ ಕೊಟ್ಟಿದ್ದೆವು. ಅವರು ಬಂದು ನೋಡಿಯೂ ಹೋಗಿದ್ದಾರೆ. ಆದರೆ ಅವರ ಲಿಖಿತ ಅನುಮತಿ ಸಿಕ್ಕಿದ ನಂತರವೇ ಕೆಲಸ ಆರಂಭವಾಗುವುದು!’ಎಂದು ಖಡಕ್ಕಾಗಿ ಉತ್ತರಿಸಿದ ಸುರೇಂದ್ರಯ್ಯ,‘ಹ್ಞಾಂ! ಇನ್ನೊಂದು ಮಾತು. ಅದನ್ನೂ ನಿಮಗೀಗಲೇ ಹೇಳಿಬಿಡುತ್ತೇವೆ. ನಮ್ಮ ಈಶ್ವರಪುರದ ಬುಕ್ಕಿಗುಡ್ಡೆ ಎಲ್ಲರಿಗೂ ಗೊತ್ತಿರಬಹುದಲ್ಲವಾ? ಅಲ್ಲೊಂದು ಕಡೆ ಕಾರಣಿಕದ ನಾಗ ಪರಿವಾರ ದೈವಗಳಿಗೆ ನಿರ್ಮಿಸಬೇಕೆಂದಿರುವ ದೇವಸ್ಥಾನಕ್ಕೆ ನಾವು ಈ ಬಂಡೆಯನ್ನು ದಾನವಾಗಿ ಕೊಟ್ಟಿದ್ದೇವೆ!’ಎಂದು ಪತ್ರಕರ್ತರ ಪ್ರಶ್ನೆಗಳಿಗೆ ಸಡ್ಡು ಹೊಡೆವಂತೆ ಉತ್ತರಿಸಿದರು. ಸುರೇಂದ್ರಯ್ಯನ ಬಾಯಿಯಿಂದ,‘ಕಾರಣಿಕ’ ಮತ್ತು ‘ನಾಗ’ ಎಂಬ ಎರಡು ಪದಗಳು ಹೊರಗೆ ಬಿದ್ದ ಕೂಡಲೇ ಪತ್ರಕರ್ತರಲ್ಲಿ ಅನೇಕರು ತಣ್ಣಗಾದರು. ಅಷ್ಟೊತ್ತಿಗೆ ಚಿಟ್ಟೆಹುಲಿ ಹಿಡಿಯಲು ಹೋಗಿದ್ದ ತಂಡವೂ ಹಿಂದಿರುಗಿ ಬಂದಿತು. ಬಂದವರು, ಅರಣ್ಯಾಧಿಕಾರಿಗಳೊಡನೆ ಗೌಪ್ಯವಾಗಿ ಮಾತಾಡಿದರು. ಪತ್ರಕರ್ತರೂ ದೃಶ್ಯ ಮಾಧ್ಯಮದವರೂ ಸುರೇಂದ್ರಯ್ಯನನ್ನು ಬಿಟ್ಟು ಅವರನ್ನು ಮುತ್ತಿಕೊಂಡರು. ಅಷ್ಟರಲ್ಲಿ ಅಮರೇಶನಿಂದ ಕಾರ್ಯಾಚರಣೆಯ ಮಾಹಿತಿ ಪಡೆದುಕೊಂಡ ಮಹಾದೇವಪ್ಪನವರು ಮಾಧ್ಯಮದವರನ್ನು ಉದ್ದೇಶಿಸಿ ಮಾತಾಡತೊಡಗಿದರು,‘ನಮ್ಮ ತಂಡವು ಇಡೀ ಬಂಡೆಗಳ ಎಡೆಎಡೆಗಳನ್ನೂ ಶೋಧಿಸಿ ನೋಡಿತು. ಅಲ್ಲೆಲ್ಲೂ ಯಾವ ಪ್ರಾಣಿಗಳೂ ಸಿಗಲಿಲ್ಲ. ಬಹುಶಃ ಅವುಗಳು ನಮ್ಮನ್ನು ಕಂಡು ಓಡಿ ಹೋಗಿರಬಹುದು. ಆದರೆ ಅವು ಬಹಳಷ್ಟು ಕಾಲದಿಂದ ಇಲ್ಲಿಯೇ ವಾಸವಿದ್ದುವು ಎಂಬುದು ನಮ್ಮ ತಜ್ಞರಿಗೆ ತಿಳಿದು ಬಂದಿದೆ. ಆದರೂ ಯಾರೂ ಗಾಬರಿಪಡುವ ಅಗತ್ಯವಿಲ್ಲ. ಯಾಕೆಂದರೆ ಆ ಪ್ರಾಣಿಗಳು ಹ್ಯೂಮನ್ ಹಂಟರ್‍ಗಳಲ್ಲ. ಅಂದರೆ ನರಭಕ್ಷಕಗಳಲ್ಲ! ಅವುಗಳ ನೆಲೆಯ ಹತ್ತಿರ ಬೆಂಕಿ ಕಾಣಿಸಿಕೊಂಡಿದ್ದರಿಂದ ಅವು ಹೆದರಿ ದಾಳಿ ನಡೆಸಿರುವ ಸಾಧ್ಯತೆಯಿದೆ. ಆ ಬಗ್ಗೆಯೂ ಸೂಕ್ತ ತನಿಖೆ ನಡೆಸಲಾಗುವುದು!’ಎಂದವರ ದೃಷ್ಟಿ ಒಂದುಕ್ಷಣ ಸುರೇಂದ್ರಯ್ಯನತ್ತ ಹೊರಳಿ ಮತ್ತೆ ಟಿವಿ ಕ್ಯಾಮರಾಗಳತ್ತ ನೆಟ್ಟಿತು. ಅದನ್ನು ಗ್ರಹಿಸಿದ ಸುರೇಂದ್ರಯ್ಯ ಒಳಗೊಳಗೇ ಚಡಪಡಿಸಿದರು. ‘ಇಂದಲ್ಲ ನಾಳೆ ಆ ಪ್ರಾಣಿಗಳು ಮರಳಿ ಬರಬಹುದು. ಆಗ ಅವುಗಳನ್ನು ಸುರಕ್ಷಿತವಾಗಿ ಹಿಡಿದು ಅಭಯಾರಣ್ಯಕ್ಕೆ ವರ್ಗಾಯಿಸುವ ವ್ಯವಸ್ಥೆಯನ್ನು ಇಲಾಖೆ ಮಾಡುತ್ತದೆ. ಅದಕ್ಕೆ ಇಲ್ಲಿನ ಸಾರ್ವಜನಿಕರ ಸಹಾಯವೂ ಬೇಕಾಗುತ್ತದೆ. ಇನ್ನು ಮುಂದೆ ಕೆಲವು ಕಾಲ ಈ ಬೋನು ಇಲ್ಲೇ ಇರುತ್ತದೆ. ಆ ಪ್ರಾಣಿಗಳಿಂದ ದಾಳಿಗೊಳಗಾದವರಿಗೆ ಸದ್ಯದಲ್ಲೇ ಪರಿಹಾರ ಮಂಜೂರು ಮಾಡಲಾಗುವುದು!’ಎಂದು ಆಶ್ವಾಸನೆಯಿತ್ತರು. ನಡೆದ ಭಯಾನಕ ಘಟನೆಯೊಂದರ ಸಾರಾಂಶವನ್ನು ರಾಜ್ಯ ಮತ್ತು ದೇಶದಾದ್ಯಂತ ಎಪ್ಪತ್ತೆರಡು ಗಂಟೆಗಳ ಕಾಲ ಎಡೆಬಿಡದೆ ರೋಚಕವಾಗಿ ಬಿತ್ತರಿಸುತ್ತ ತಂತಮ್ಮ ವಾಹಿನಿಗಳ ಟಿ.ಆರ್.ಪಿ. ಹೆಚ್ಚಿಸಿಕೊಳ್ಳುವುದರೊಂದಿಗೆ ವನ್ಯಜೀವಿ ಮತ್ತು ಪರಿಸರ ಸಂರಕ್ಷಣೆಯ ಸಲುವಾಗಿಯೂ ತಮ್ಮ ವೀಕ್ಷಕರಲ್ಲಿ ಅರಿವು ಮೂಡಿಸಬೇಕೆಂಬ ಧಾವಂತದಲ್ಲಿದ್ದ ಕೆಲವು ಮಾಧ್ಯಮಗಳ ಉತ್ಸಾಹಕ್ಕೆ ಸಮಸ್ಯೆಯೊಂದು ಬಿಸಿಯೇರುವ ಮುನ್ನವೇ ಟುಸ್ಸೆಂದದ್ದು ನಿರಾಶೆ ಮೂಡಿಸಿತು. ಆದ್ದರಿಂದ ಅವರೆಲ್ಲ ತಮಗೆ ಸಿಕ್ಕಷ್ಟು ಸುದ್ದಿಯನ್ನೇ ಸೆರೆ ಹಿಡಿದುಕೊಂಡವರು ಅದಕ್ಕೆ ಒಬ್ಬೊಬ್ಬರು ಒಂದೊಂದು ರೀತಿಯ ರೂಪಾರ್ಥಗಳನ್ನು ನೀಡುತ್ತ ತಂತಮ್ಮ ವೀಕ್ಷಕರನ್ನು ಮನರಂಜಿಸುವ ಯೋಚನೆಯಿಂದ ಹಿಂದಿರುಗಿದರು. ಮಾಧ್ಯಮದವರು ಹೊರಡುತ್ತಲೇ ಸುರೇಂದ್ರಯ್ಯ, ಅರಣ್ಯಾಧಿಕಾರಿ ಮತ್ತು ಸಿಬ್ಬಂದಿವರ್ಗವನ್ನು ಅಭಿಮಾನದಿಂದ ಮನೆಗೆ ಕರೆದೊಯ್ದರು. ನೆರೆಮನೆಯ ಕೆಲಸದವನನ್ನು ಕರೆದು ಸೀಯಾಳ ಕೊಯ್ಯಲು ಸೂಚಿಸಿದವರು, ‘ಬನ್ನಿ ಬನ್ನೀ ಸಾರ್ ಒಳಗೆ ಬನ್ನಿ ಕುಳಿತುಕೊಳ್ಳಿ…!’ ಎಂದು ಆದರದಿಂದ ಕರೆದು ಕುಳ್ಳಿರಿಸಿಕೊಂಡರು. ಬಳಿಕ ತಮ್ಮ ಮನೆ ಕೆಲಸದವಳನ್ನು ಕರೆದು ಏನೋ ಪಿಸುಗುಟ್ಟಿದರು. ಅವಳು ತಲೆಯಾಡಿಸಿ ಹೋದವಳು ಹರಿವಾಣದ ತುಂಬಾ ಕದಳಿ ಬಾಳೆಹಣ್ಣುಗಳನ್ನು ತಂದು ಟಿಪಾಯಿ ಮೇಲಿಟ್ಟು ಹೋದಳು. ಅಷ್ಟರಲ್ಲಿ ಸೀಯಾಳವೂ ಬಂತು. ಸುಮಾರು ಎರಡು ಗಂಟೆಯಿಂದ ಸುಡುಬಂಡೆಗಳ ಹತ್ತಿರದ ಮತ್ತಿ ಮರದ ನೆರಳಲ್ಲಿ ನಿಂತುಕೊಂಡು ಬಿಸಿಲಿನ ಝಳಕ್ಕೆ ಬಾಯಾರಿಬಿಟ್ಟಿದ್ದ ಮಾದೇವಪ್ಪನವರಿಗೂ ಸಿಬ್ಬಂದಿಗಳಿಗೂ ಸಿಹಿಯಾದ ಸೀಯಾಳವು ಅಮೃತದಂತೆನ್ನಿಸಿ ಸುರೇಂದ್ರಯ್ಯನ ಒತ್ತಾಯಕ್ಕೆಂಬಂತೆ ಒಬ್ಬೊಬ್ಬರು ಎರಡೆರಡು ಸೀಯಾಳಗಳನ್ನು ಹೊಟ್ಟೆಗಿಳಿಸಿ ಬಾಳೆಹಣ್ಣುಗಳನ್ನೂ ತಿಂದು ನೆಮ್ಮದಿಯ ಉಸಿರುಬಿಟ್ಟರು. ಇಲಾಖೆಯವರು ತಮ್ಮ ಆತಿಥ್ಯ ಸ್ವೀಕರಿಸಿದ ಮೇಲೆ ಸುಂದರಯ್ಯ ಮೆಲ್ಲನೇ,‘ಸಾರ್ ಆ ಬಂಡೆ ಮತ್ತು ಆಸುಪಾಸಿನ ಕಾಡುಗಳನ್ನು ಸದ್ಯದಲ್ಲೇ ತೆಗೆಯಬೇಕೆಂದಿದ್ದೇವೆ. ಅದಕ್ಕೆ ನಿಮ್ಮ ಇಲಾಖೆಯ ಒಪ್ಪಿಗೆ ಮತ್ತು ಸಹಕಾರ ಎರಡೂ ಬೇಕಾಗುತ್ತದೆ. ಅದನ್ನು ನೀವು ಕೊಟ್ಟರೆ ಬಹಳ ಉಪಕಾರವಾಗುತ್ತದೆ. ಆದರೆ ಅದಕ್ಕೆ ಪ್ರತಿಯಾಗಿ ನಾವು ತಮ್ಮನ್ನೂ ಮತ್ತು ಇಲಾಖೆಯನ್ನೂ ಸಂದರ್ಭೋಚಿತವಾಗಿ ಸತ್ಕರಿಸುವುದನ್ನು ಮರೆಯುವುದಿಲ್ಲ!’ ಎಂದು ವಿನಂತಿಸಿದರು. ಸುರೇಂದ್ರಯ್ಯನ ಸಜ್ಜನಿಕೆಗೆ ಮನಸೋತ ಮಹಾದೇವಪ್ಪನವರು,‘ಆಯ್ತು ಆ ಬಗ್ಗೆ ನೀವೇನೂ ಚಿಂತಿಸಬೇಡಿ ಸುಂದರಯ್ಯನವರೇ. ಆದರೆ ಇನ್ನು ಮುಂದೆ ಅಲ್ಲಿ ನೀವು ಯಾವ ಕೆಲಸ ನಡೆಸುವುದಿದ್ದರೂ ಇಲಾಖೆಗೆ ತಿಳಿಸಿ ಅನುಮತಿ ಪಡೆದೇ ಮುಂದುವರೆಯಬೇಕು. ಆಗ ಒಬ್ಬಿಬ್ಬರು ಸಿಬ್ಬಂದಿಗಳು ನಿಮ್ಮ ಜೊತೆಗಿದ್ದು ಸಹಕರಿಸುತ್ತಾರೆ. ಇಲ್ಲದಿದ್ದಲ್ಲಿ ನಿಮಗಾಗದವರು ಯಾರಾದರೂ ಬಂದು ನಿಮ್ಮ ಮೇಲೆ ದೂರು ಕೊಟ್ಟರೆ ನಾವು ಅನಿವಾರ್ಯವಾಗಿ ನಿಮ್ಮ ಮೇಲೆ ಆಕ್ಷನ್ ತೆಗೆದುಕೊಳ್ಳಬೇಕಾಗುತ್ತೆ!’ ಎಂದೂ ಎಚ್ಚರಿಸಿದರು. ಅಷ್ಟು ಕೇಳಿದ ಸುರೇಂದ್ರಯ್ಯ ಒಳಗೊಳಗೇ ಭಯಪಟ್ಟರು. ಅದನ್ನು ಗಮನಿಸಿದ ಮಹಾದೇವಪ್ಪನವರು,‘ಸರಿ ಸುರೇಂದ್ರಯ್ಯ, ನಾವಿನ್ನು ಹೊರಡುತ್ತೇವೆ. ಹಾಗೆಯೇ ನಿನ್ನೆ ನಡೆದ ಘಟನೆಯ ವಿಚಾರಣೆಗೆ ಸಂಬಂಧಿಸಿ ನೀವು ಕಛೇರಿಗೆ ಬಂದು ಹೇಳಿಕೆ ಬರೆದು ಕೊಡಬೇಕಾಗುತ್ತದೆ. ಮುಂದಿನದ್ದನ್ನು ಅಲ್ಲೇ ಕುಳಿತು ಮಾತಾಡೋಣ!’ಎಂದು ನಗುತ್ತ ಆಜ್ಞಾಪಿಸಿದರು. ಅವರ ನಗುವನ್ನು ಕಂಡ ಸುರೇಂದ್ರಯ್ಯ ಒಮ್ಮೆಲೇ ಗೆಲುವಾಗಿ,‘ಆಯ್ತು, ಆಯ್ತು ಸಾರ್ ಈಗಲೇ ಹೊರಟೆ…!’ ಎಂದು ಉಟ್ಟಬಟ್ಟೆಯಲ್ಲೇ ಅವರೊಂದಿಗೆ ಹೊರಟುಬಿಟ್ಟರು. (ಮುಂದುವರೆಯುವುದು) ಗುರುರಾಜ್ ಸನಿಲ್ ಗುರುರಾಜ್ಸನಿಲ್ಉಡುಪಿಇವರುಖ್ಯಾತಉರಗತಜ್ಞ, ಸಾಹಿತಿಯಾಗಿನಾಡಿನಾದ್ಯಂತಹೆಸರುಗಳಿಸಿದವರು. .‘ಹಾವುನಾವು’, ‘ದೇವರಹಾವು: ನಂಬಿಕೆ-ವಾಸ್ತವ’, ‘ನಾಗಬೀದಿಯ